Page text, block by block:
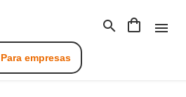
Para empresas